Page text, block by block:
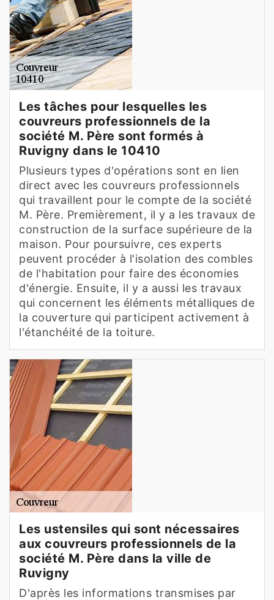
Les tâches pour lesquelles les
couvreurs professionnels de la
société M. Père sont formés à
Ruvigny dans le 10410
Plusieurs types d'opérations sont en lien
direct avec les couvreurs professionnels
qui travaillent pour le compte de la société
M. Père. Premièrement, il y a les travaux de
construction de la surface supérieure de la
maison. Pour poursuivre, ces experts
peuvent procéder à l'isolation des combles
de l'habitation pour faire des économies
d'énergie. Ensuite, il y a aussi les travaux
qui concernent les éléments métalliques de
la couverture qui participent activement à
l'étanchéité de la toiture.
Les ustensiles qui sont nécessaires
aux couvreurs professionnels de la
société M. Père dans la ville de
Ruvigny
D'après les informations transmises par